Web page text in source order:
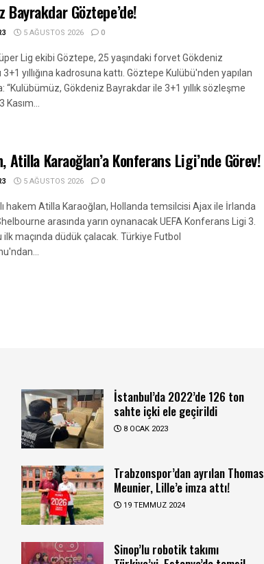
Bayrakdar Göztepe’de!
5 AĞUSTOS 2026 0
Lig ekibi Göztepe, 25 yaşındaki forvet Gökdeniz
3+1 yıllığına kadrosuna kattı. Göztepe Kulübü'nden yapılan
“Kulübümüz, Gökdeniz Bayrakdar ile 3+1 yıllık sözleşme
Kasım...
Atilla Karaoğlan’a Konferans Ligi’nde Görev!
5 AĞUSTOS 2026 0
hakem Atilla Karaoğlan, Hollanda temsilcisi Ajax ile İrlanda
arasında yarın oynanacak UEFA Konferans Ligi 3.
ilk maçında düdük çalacak. Türkiye Futbol
İstanbul’da 2022’de 126 ton
sahte içki ele geçirildi
8 OCAK 2023
Trabzonspor’dan ayrılan Thomas
Meunier, Lille’e imza attı!
19 TEMMUZ 2024
Sinop’lu robotik takımı